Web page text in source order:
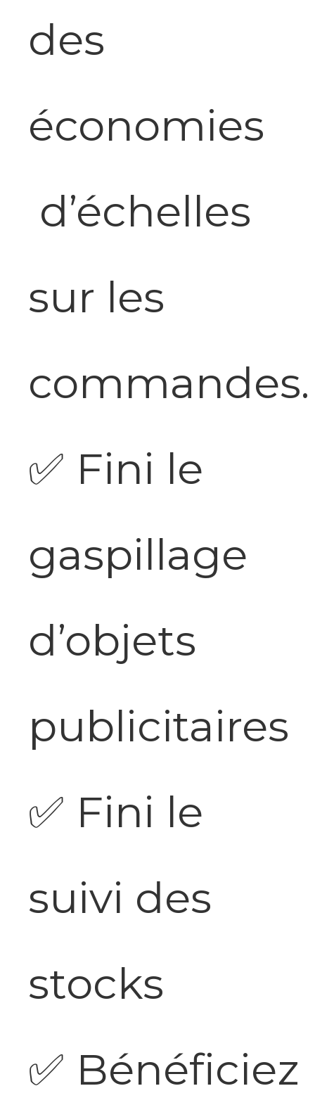
des
économies
d’échelles
sur les
commandes.
✅ Fini le
gaspillage
d’objets
publicitaires
✅ Fini le
suivi des
stocks
✅ Bénéficiez